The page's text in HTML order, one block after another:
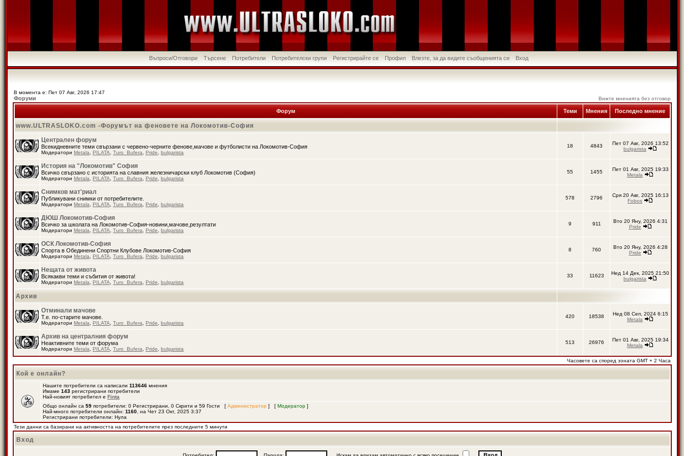
Въпроси/Отговори Търсене Потребители Потребителски групи Регистрирайте се Профил Влезте, за да видите съобщенията си Вход
В момента е: Пет 07 Авг, 2026 17:47
Форуми Вижте мненията без отговор
Форум Теми Мнения Последно мнение
www.ULTRASLOKO.com -Форумът на феновете на Локомотив-София
Централен форум
Всекидневните теми свързани с червено-черните фенове,мачове и футболисти на Локомотив-София
Модератори Metala PILATA Turo_Bufera Pride bulgarista
18 4843
Пет 07 Авг, 2026 13:52
bulgarista
История на "Локомотив" София
Всичко свързано с историята на славния железничарски клуб Локомотив (София)
Модератори Metala PILATA Turo_Bufera Pride bulgarista
55 1455
Пет 01 Авг, 2025 19:33
Metala
Снимков мат'риал
Публикувани снимки от потребителите.
Модератори Metala PILATA Turo_Bufera Pride bulgarista
578 2796
Сря 20 Авг, 2025 16:13
Fobos
ДЮШ Локомотив-София
Всичко за школата на Локомотив-София-новини,мачове,резултати
Модератори Metala PILATA Turo_Bufera Pride bulgarista
9 911
Вто 20 Яну, 2026 4:31
Pride
ОСК Локомотив-София
Спорта в Обединени Спортни Клубове Локомотив-София
Модератори Metala PILATA Turo_Bufera Pride bulgarista
8 760
Вто 20 Яну, 2026 4:28
Pride
Нещата от живота
Всякакви теми и събития от живота!
Модератори Metala PILATA Turo_Bufera Pride bulgarista
33 11623
Нед 14 Дек, 2025 21:50
bulgarista
Архив
Отминали мачове
Т.е. по-старите мачове.
Модератори Metala PILATA Turo_Bufera Pride bulgarista
420 18538
Нед 08 Сеп, 2024 6:15
Metala
Архив на централния форум
Неактивните теми от форума
Модератори Metala PILATA Turo_Bufera Pride bulgarista
513 26976
Пет 01 Авг, 2025 19:34
Metala
Часовете са според зоната GMT + 2 Часа
Кой е онлайн?
Нашите потребители са написали 113646 мнения
Имаме 143 регистрирани потребители
Най-новият потребител е Finta
Общо онлайн са 59 потребители: 0 Регистрирани, 0 Скрити и 59 Гости [ Администратор ] [ Модератор ]
Най-много потребители онлайн: 1160 , на Чет 23 Окт, 2025 3:37
Регистрирани потребители: Нула
Тези данни са базирани на активността на потребителите през последните 5 минути
Вход